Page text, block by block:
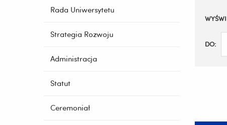
treści
Rada Uniwersytetu
Strategia Rozwoju
Administracja
Statut
Ceremoniał
wyniki
DO: